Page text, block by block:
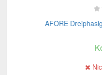
AFORE